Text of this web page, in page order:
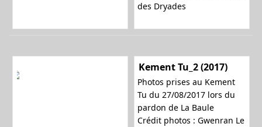
des Dryades
Kement Tu_2 (2017)
Photos prises au Kement
Tu du 27/08/2017 lors du
pardon de La Baule
Crédit photos : Gwenran Le